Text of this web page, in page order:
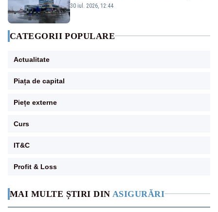
MAI MULTE ȘTIRI DIN ASIGURĂRI
doua amenințare în doar 24 de ore
30 iul. 2026, 12:44
CATEGORII POPULARE
Actualitate
Piața de capital
Piețe externe
Curs
IT&C
Profit & Loss